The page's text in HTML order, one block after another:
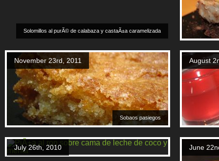
Solomillos al purÃ© de calabaza y castaÃ±a caramelizada
Sobaos pasiegos
November 23rd, 2011 August
July 26th, 2010 June